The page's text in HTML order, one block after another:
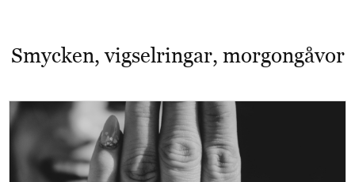
Smycken, vigselringar, morgongåvor